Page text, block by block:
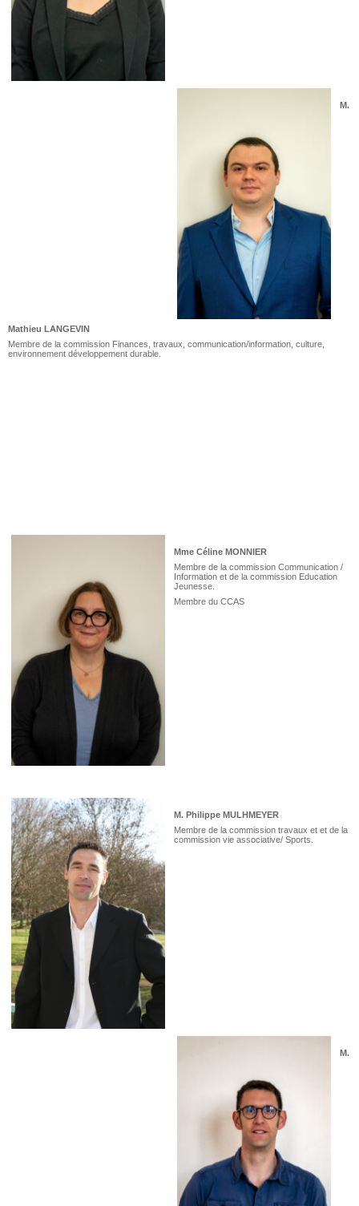
M.
Mathieu LANGEVIN
Membre de la commission Finances, travaux, communication/information, culture,
environnement développement durable.
Mme Céline MONNIER
Membre de la commission Communication /
Information et de la commission Education
Jeunesse.
Membre du CCAS
M. Philippe MULHMEYER
Membre de la commission travaux et et de la
commission vie associative/ Sports.
M.